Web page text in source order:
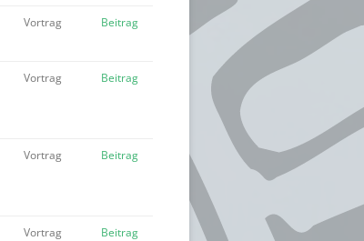
Vortrag Beitrag
Vortrag Beitrag
Vortrag Beitrag
Vortrag Beitrag